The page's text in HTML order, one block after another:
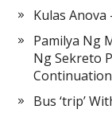
Kulas
Pamilya Ng
Ng Sekreto
Continuation
Bus ‘trip’